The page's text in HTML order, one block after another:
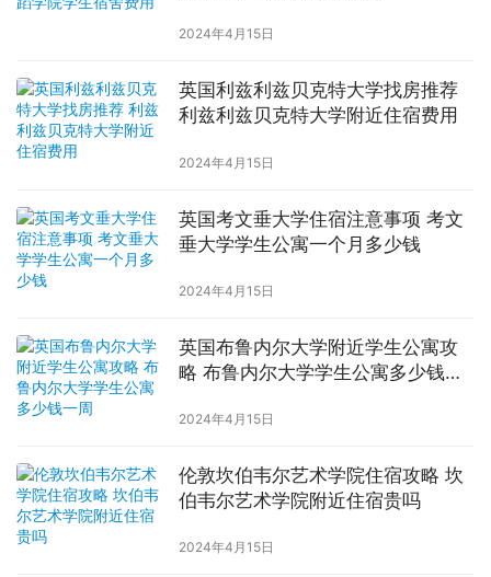
2024年4月15日
英国利兹利兹贝克特大学找房推荐
利兹利兹贝克特大学附近住宿费用
2024年4月15日
英国考文垂大学住宿注意事项 考文
垂大学学生公寓一个月多少钱
2024年4月15日
英国布鲁内尔大学附近学生公寓攻
略 布鲁内尔大学学生公寓多少钱一
2024年4月15日
伦敦坎伯韦尔艺术学院住宿攻略 坎
伯韦尔艺术学院附近住宿贵吗
2024年4月15日